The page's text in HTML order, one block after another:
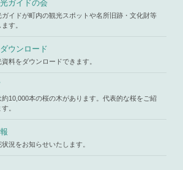
ガイドの会
ガイドが町内の観光スポットや名所旧跡・文化財等
す。
ウンロード
料をダウンロードできます。
約10,000本の桜の木があります。代表的な桜をご紹
。
況をお知らせいたします。